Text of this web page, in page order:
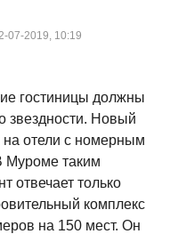
07-2019, 10:19
гостиницы должны
звездности. Новый
на отели с номерным
таким
отвечает только
комплекс
на 150 мест. Он